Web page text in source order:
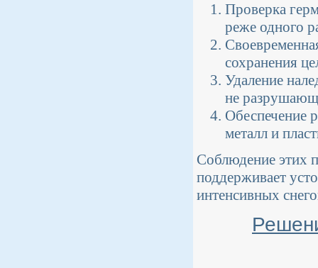
Проверка
реже одного
сохранения
Удаление
не
Обеспечение
металл и
Соблюдение этих
поддерживает
интенсивных